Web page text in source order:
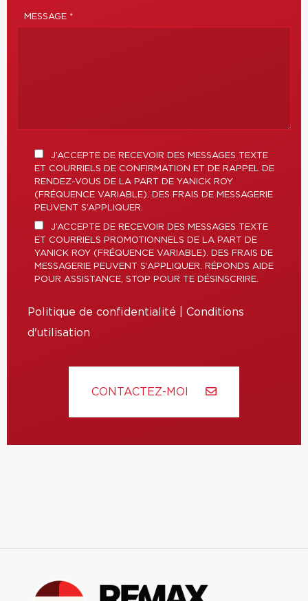
MESSAGE *
J’ACCEPTE DE RECEVOIR DES MESSAGES TEXTE
ET COURRIELS DE CONFIRMATION ET DE RAPPEL DE
RENDEZ-VOUS DE LA PART DE YANICK ROY
(FRÉQUENCE VARIABLE). DES FRAIS DE MESSAGERIE
PEUVENT S’APPLIQUER.
J’ACCEPTE DE RECEVOIR DES MESSAGES TEXTE
ET COURRIELS PROMOTIONNELS DE LA PART DE
YANICK ROY (FRÉQUENCE VARIABLE). DES FRAIS DE
MESSAGERIE PEUVENT S’APPLIQUER. RÉPONDS AIDE
POUR ASSISTANCE, STOP POUR TE DÉSINSCRIRE.
Politique de confidentialité
Conditions
d'utilisation
CONTACTEZ-MOI